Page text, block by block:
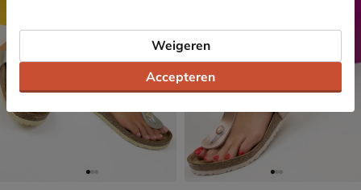
Accepteren
Weigeren